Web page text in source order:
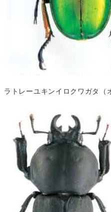
ラトレーユキンイロクワガタ（